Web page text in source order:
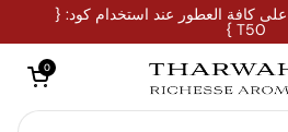
على خصم 50% على كافة العطور عند استخدام كود: {
T50 }
فتح العربة
0